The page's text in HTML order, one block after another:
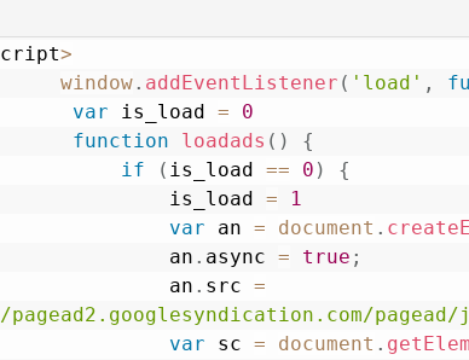
>
window. addEventListener ( 'load' ,
var is_load =
0
function
loadads ( )
{
if
( is_load == 0 )
{
                is_load
=
1
var an = document .
                an
. async = true ;
                an
. src =
var sc = document .